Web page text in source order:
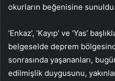
okurların beğenisine sunuldu.
‘Enkaz’, ‘Kayıp’ ve ‘Yas’
belgeselde deprem
sonrasında yaşananları,
edilmişlik duygusunu,